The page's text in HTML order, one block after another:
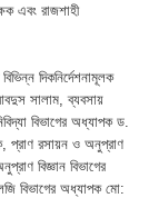
এবং রাজশাহী
দিকনির্দেশনামূলক
সালাম, ব্যবসায়
বিভাগের অধ্যাপক ড.
প্রাণ রসায়ন ও অনুপ্রাণ
বিজ্ঞান বিভাগের
বিভাগের অধ্যাপক মো: